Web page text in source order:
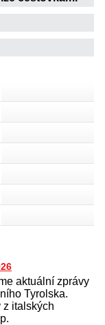
aktuální zprávy
Tyrolska.
z italských